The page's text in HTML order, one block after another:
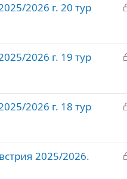
2026 г. 20 тур
2026 г. 19 тур
2026 г. 18 тур
2025/2026.